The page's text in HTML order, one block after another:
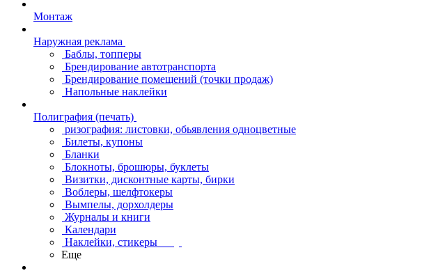
Монтаж
Наружная реклама
Баблы, топперы
Брендирование автотранспорта
Брендирование помещений (точки продаж)
Напольные наклейки
Полиграфия (печать)
ризография: листовки, обьявления одноцветные
Билеты, купоны
Бланки
Блокноты, брошюры, буклеты
Визитки, дисконтные карты, бирки
Воблеры, шелфтокеры
Вымпелы, дорхолдеры
Журналы и книги
Календари
Наклейки, стикеры
Еще